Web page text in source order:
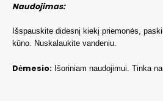
Naudojimas:
Išspauskite didesnį kiekį priemonės,
kūno. Nuskalaukite vandeniu.
Dėmesio: Išoriniam naudojimui. Tinka